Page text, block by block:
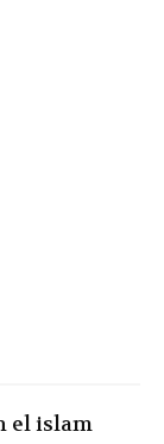
el islam